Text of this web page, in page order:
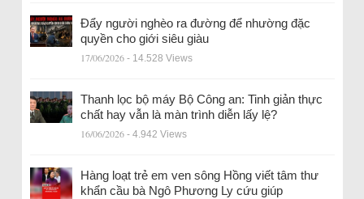
Đẩy người nghèo ra đường để nhường đặc
quyền cho giới siêu giàu
17/06/2026 - 14.528 Views
Thanh lọc bộ máy Bộ Công an: Tinh giản thực
chất hay vẫn là màn trình diễn lấy lệ?
16/06/2026 - 4.942 Views
Hàng loạt trẻ em ven sông Hồng viết tâm thư
khẩn cầu bà Ngô Phương Ly cứu giúp